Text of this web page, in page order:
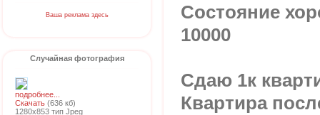
Ваша реклама здесь
Случайная фотография
подробнее...
Скачать (636 кб)
1280x853 тип Jpeg
Состояние
10000
Сдаю 1к
Квартира